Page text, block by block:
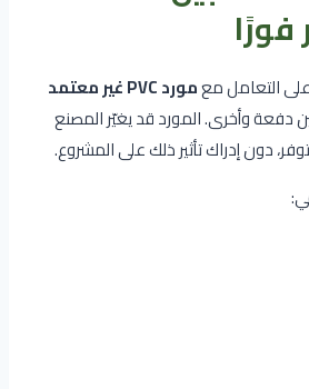
على التعامل معمورد PVC غير معتمد
دفعة وأخرى. المورد قد يغيّر المصنع
دون إدراك تأثير ذلك على المشروع.